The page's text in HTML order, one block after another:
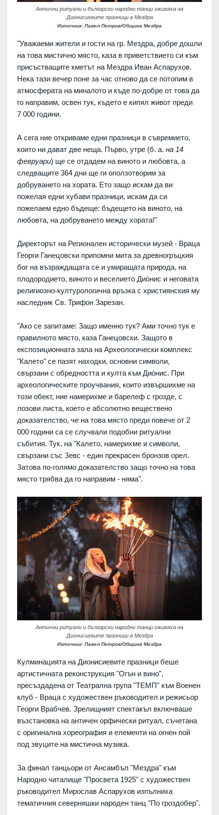
Антични ритуали и български народни танци оживяха на
Дионисиевите празници в Мездра
Източник: Павел Петров/Община Мездра
"Уважаеми жители и гости на гр. Мездра, добре дошли
на това мистично място, каза в приветствието си към
присъстващите кметът на Мездра Иван Аспарухов.
Нека тази вечер поне за час отново да се потопим в
атмосферата на миналото и къде по-добре от това да
го направим, освен тук, където е кипял живот преди
7 000 години.
А сега ние откриваме едни празници в съвремието,
които ни дават две неща. Първо, утре (б. а. на 14
февруари) ще се отдадем на виното и любовта, а
следващите 364 дни ще ги оползотворим за
добруването на хората. Ето защо искам да ви
пожелая едни хубави празници, искам да си
пожелаем едно бъдеще: бъдещето на виното, на
любовта, на добруването между хората!"
Директорът на Регионален исторически музей - Враца
Георги Ганецовски припомни мита за древногръцкия
бог на възраждащата се и умиращата природа, на
плодородието, виното и веселието Дио̀нис и неговата
религиозно-културологична връзка с християнския му
наследник Св. Трифон Зарезан.
"Ако се запитаме: Защо именно тук? Ами точно тук е
правилното място, каза Ганецовски. Защото в
експозиционната зала на Археологически комплекс
"Калето" се пазят находки, основни символи,
свързани с обредността и култа към Дио̀нис. При
археологическите проучвания, които извършихме на
този обект, ние намерихме и барелеф с грозде, с
лозови листа, което е абсолютно веществено
доказателство, че на това място преди повече от 2
000 години са се случвали подобни ритуални
събития. Тук, на "Калето, намерихме и символи,
свързани със Зевс - един прекрасен бронзов орел.
Затова по-голямо доказателство защо точно на това
място трябва да го направим - няма".
Антични ритуали и български народни танци оживяха на
Дионисиевите празници в Мездра
Източник: Павел Петров/Община Мездра
Кулминацията на Дионисиевите празници беше
артистичната реконструкция "Огън и вино",
пресъздадена от Театрална група "ТЕМП" към Военен
клуб - Враца с художествен ръководител и режисьор
Георги Врабчев. Зрелищният спектакъл включваше
възстановка на античен орфически ритуал, съчетана
с оригинална хореография и елементи на огнен пой
под звуците на мистична музика.
За финал танцьори от Ансамбъл "Мездра" към
Народно читалище "Просвета 1925" с художествен
ръководител Мирослав Аспарухов изпълниха
тематичния северняшки народен танц "По гроздобер".